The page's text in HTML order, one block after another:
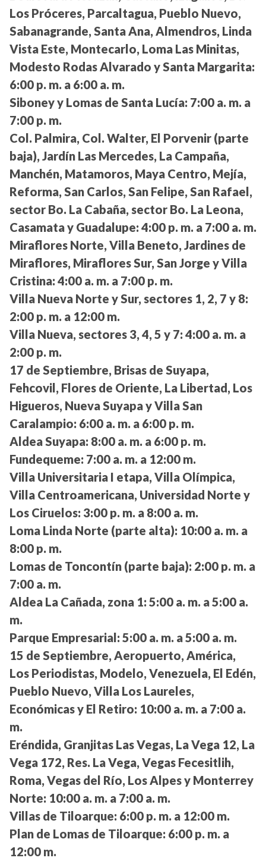
Los Próceres, Parcaltagua, Pueblo Nuevo,
Sabanagrande, Santa Ana, Almendros, Linda
Vista Este, Montecarlo, Loma Las Minitas,
Modesto Rodas Alvarado y Santa Margarita:
6:00 p. m. a 6:00 a. m.
Siboney y Lomas de Santa Lucía: 7:00 a. m. a
7:00 p. m.
Col. Palmira, Col. Walter, El Porvenir (parte
baja), Jardín Las Mercedes, La Campaña,
Manchén, Matamoros, Maya Centro, Mejía,
Reforma, San Carlos, San Felipe, San Rafael,
sector Bo. La Cabaña, sector Bo. La Leona,
Casamata y Guadalupe: 4:00 p. m. a 7:00 a. m.
Miraflores Norte, Villa Beneto, Jardines de
Miraflores, Miraflores Sur, San Jorge y Villa
Cristina: 4:00 a. m. a 7:00 p. m.
Villa Nueva Norte y Sur, sectores 1, 2, 7 y 8:
2:00 p. m. a 12:00 m.
Villa Nueva, sectores 3, 4, 5 y 7: 4:00 a. m. a
2:00 p. m.
17 de Septiembre, Brisas de Suyapa,
Fehcovil, Flores de Oriente, La Libertad, Los
Higueros, Nueva Suyapa y Villa San
Caralampio: 6:00 a. m. a 6:00 p. m.
Aldea Suyapa: 8:00 a. m. a 6:00 p. m.
Fundequeme: 7:00 a. m. a 12:00 m.
Villa Universitaria I etapa, Villa Olímpica,
Villa Centroamericana, Universidad Norte y
Los Ciruelos: 3:00 p. m. a 8:00 a. m.
Loma Linda Norte (parte alta): 10:00 a. m. a
8:00 p. m.
Lomas de Toncontín (parte baja): 2:00 p. m. a
7:00 a. m.
Aldea La Cañada, zona 1: 5:00 a. m. a 5:00 a.
m.
Parque Empresarial: 5:00 a. m. a 5:00 a. m.
15 de Septiembre, Aeropuerto, América,
Los Periodistas, Modelo, Venezuela, El Edén,
Pueblo Nuevo, Villa Los Laureles,
Económicas y El Retiro: 10:00 a. m. a 7:00 a.
m.
Eréndida, Granjitas Las Vegas, La Vega 12, La
Vega 172, Res. La Vega, Vegas Fecesitlih,
Roma, Vegas del Río, Los Alpes y Monterrey
Norte: 10:00 a. m. a 7:00 a. m.
Villas de Tiloarque: 6:00 p. m. a 12:00 m.
Plan de Lomas de Tiloarque: 6:00 p. m. a
12:00 m.